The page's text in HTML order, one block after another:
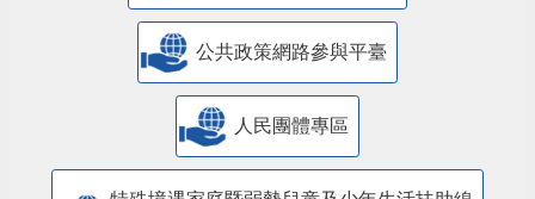
公共政策網路參與平臺
人民團體專區